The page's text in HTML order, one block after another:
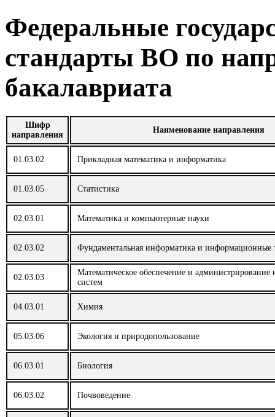
Федеральные
стандарты ВО по
бакалавриата
Шифр
направления
Наименование направления
01.03.02 Прикладная математика и информатика
01.03.05 Статистика
02.03.01 Математика и компьютерные науки
02.03.02 Фундаментальная информатика и информационные
02.03.03
Математическое обеспечение и
систем
04.03.01 Химия
05.03.06 Экология и природопользование
06.03.01 Биология
06.03.02 Почвоведение